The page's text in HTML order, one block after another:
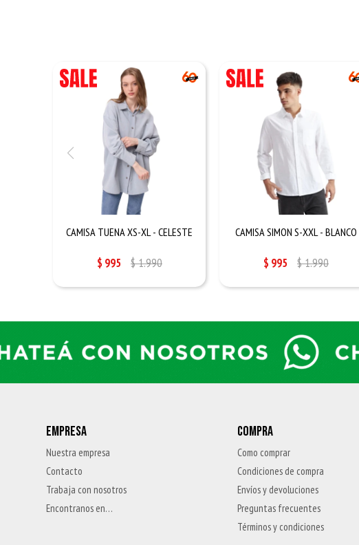
CAMISA TUENA XS-XL - CELESTE
$ 995 $1.990
CAMISA SIMON S-XXL - BLANCO
$ 995 $1.990
EMPRESA
Nuestra empresa
Contacto
Trabaja con nosotros
Encontranos en…
COMPRA
Como comprar
Condiciones de compra
Envíos y devoluciones
Preguntas frecuentes
Términos y condiciones